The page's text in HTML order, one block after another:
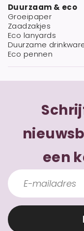
Duurzaam & eco
Groeipaper
Zaadzakjes
Eco lanyards
Duurzame
Eco pennen
een